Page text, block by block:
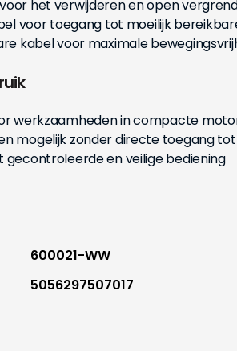
het verwijderen en open
voor toegang tot moeilijk
kabel voor maximale
werkzaamheden in compacte
mogelijk zonder directe toegang
gecontroleerde en veilige bediening
600021-WW
5056297507017